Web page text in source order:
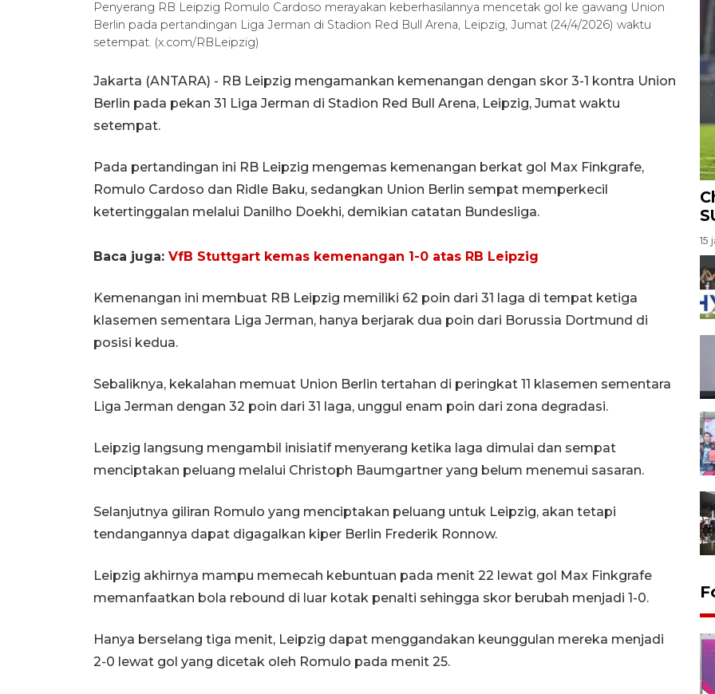
Penyerang RB Leipzig Romulo Cardoso merayakan keberhasilannya mencetak gol ke gawang Union
Berlin pada pertandingan Liga Jerman di Stadion Red Bull Arena, Leipzig, Jumat (24/4/2026) waktu
setempat. (x.com/RBLeipzig)
Jakarta (ANTARA) - RB Leipzig mengamankan kemenangan dengan skor 3-1 kontra Union
Berlin pada pekan 31 Liga Jerman di Stadion Red Bull Arena, Leipzig, Jumat waktu
setempat.
Pada pertandingan ini RB Leipzig mengemas kemenangan berkat gol Max Finkgrafe,
Romulo Cardoso dan Ridle Baku, sedangkan Union Berlin sempat memperkecil
ketertinggalan melalui Danilho Doekhi, demikian catatan Bundesliga.
Baca juga: VfB Stuttgart kemas kemenangan 1-0 atas RB Leipzig
Kemenangan ini membuat RB Leipzig memiliki 62 poin dari 31 laga di tempat ketiga
klasemen sementara Liga Jerman, hanya berjarak dua poin dari Borussia Dortmund di
posisi kedua.
Sebaliknya, kekalahan memuat Union Berlin tertahan di peringkat 11 klasemen sementara
Liga Jerman dengan 32 poin dari 31 laga, unggul enam poin dari zona degradasi.
Leipzig langsung mengambil inisiatif menyerang ketika laga dimulai dan sempat
menciptakan peluang melalui Christoph Baumgartner yang belum menemui sasaran.
Selanjutnya giliran Romulo yang menciptakan peluang untuk Leipzig, akan tetapi
tendangannya dapat digagalkan kiper Berlin Frederik Ronnow.
Leipzig akhirnya mampu memecah kebuntuan pada menit 22 lewat gol Max Finkgrafe
memanfaatkan bola rebound di luar kotak penalti sehingga skor berubah menjadi 1-0.
Hanya berselang tiga menit, Leipzig dapat menggandakan keunggulan mereka menjadi
2-0 lewat gol yang dicetak oleh Romulo pada menit 25.
15